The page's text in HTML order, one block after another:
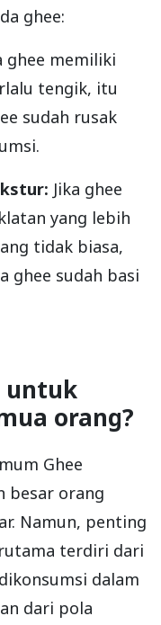
ghee:
ghee memiliki
tengik, itu
sudah rusak
Jika ghee
yang lebih
tidak biasa,
ghee sudah basi
untuk
orang?
Ghee
besar orang
Namun, penting
terdiri dari
dalam
dari pola